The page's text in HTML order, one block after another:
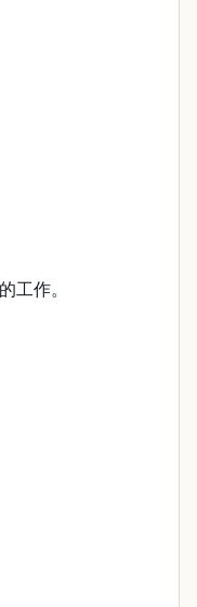
工作。